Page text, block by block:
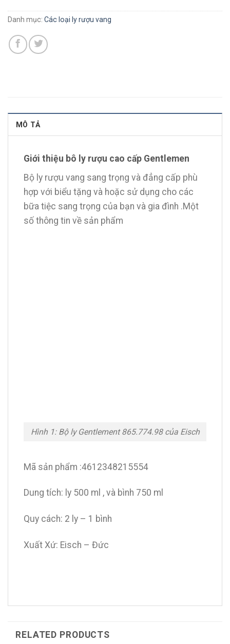
Danh mục: Các loại ly rượu vang
MÔ TẢ
Giới thiệu bô ly rượu cao cấp Gentlemen
Bộ ly rượu vang sang trọng và đẳng cấp phù
hợp với biểu tặng và hoặc sử dụng cho các
bữa tiệc sang trọng của bạn và gia đình .Một
số thông tin về sản phẩm
Hình 1: Bộ ly Gentlement 865.774.98 của Eisch
Mã sản phẩm :4612348215554
Dung tích: ly 500 ml , và bình 750 ml
Quy cách: 2 ly – 1 bình
Xuất Xứ: Eisch – Đức
RELATED PRODUCTS